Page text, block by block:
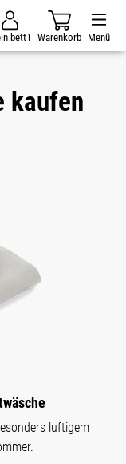
bett1 Warenkorb Menü
kaufen
luftigem